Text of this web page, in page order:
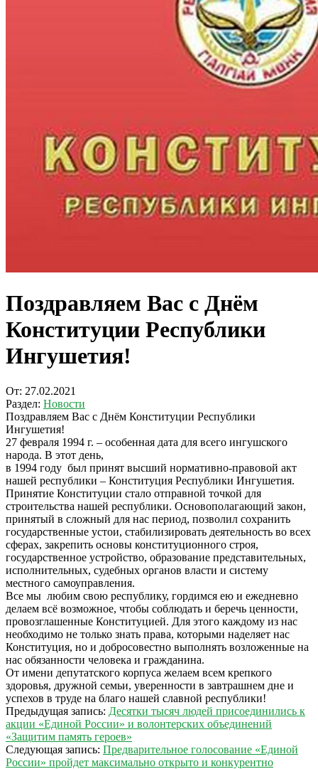
Поздравляем Вас с Днём
Конституции Республики
Ингушетия!
От: 27.02.2021
Раздел: Новости
Поздравляем Вас с Днём Конституции Республики
Ингушетия!
27 февраля 1994 г. – особенная дата для всего ингушского
народа. В этот день,
в 1994 году был принят высший нормативно-правовой акт
нашей республики – Конституция Республики Ингушетия.
Принятие Конституции стало отправной точкой для
строительства нашей республики. Основополагающий закон,
принятый в сложный для нас период, позволил сохранить
государственные устои, стабилизировать деятельность во всех
сферах, закрепить основы конституционного строя,
государственное устройство, образование представительных,
исполнительных, судебных органов власти и систему
местного самоуправления.
Все мы любим свою республику, гордимся ею и ежедневно
делаем всё возможное, чтобы соблюдать и беречь ценности,
провозглашенные Конституцией. Для этого каждому из нас
необходимо не только знать права, которыми наделяет нас
Конституция, но и добросовестно выполнять возложенные на
нас обязанности человека и гражданина.
От имени депутатского корпуса желаем всем крепкого
здоровья, дружной семьи, уверенности в завтрашнем дне и
успехов в труде на благо нашей славной республики!
2021-
02-
27
Предыдущая запись: Десятки тысяч людей присоединились к
акции «Единой России» и волонтерских объединений
«Защитим память героев»
Следующая запись: Предварительное голосование «Единой
России» пройдет максимально открыто и конкурентно